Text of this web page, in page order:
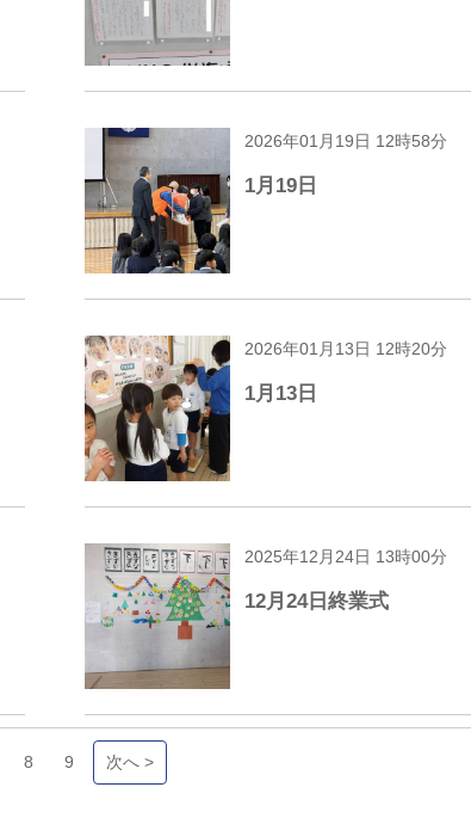
2026年01月19日 12時58分
1月19日
2026年01月13日 12時20分
1月13日
2025年12月24日 13時00分
12月24日終業式
8 9 次へ >